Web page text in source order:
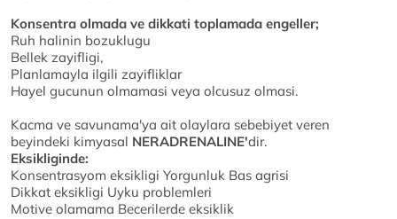
Konsentra olmada ve dikkati toplamada engeller;
Ruh halinin bozuklugu
Bellek zayifligi,
Planlamayla ilgili zayifliklar
Hayel gucunun olmamasi veya olcusuz olmasi.
Kacma ve savunama'ya ait olaylara sebebiyet veren
beyindeki kimyasal NERADRENALINE'dir.
Eksikliginde:
Konsentrasyom eksikligi Yorgunluk Bas agrisi
Dikkat eksikligi Uyku problemleri
Motive olamama Becerilerde eksiklik